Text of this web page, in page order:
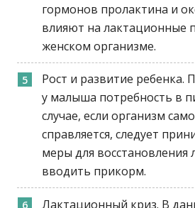
гормонов пролактина и
влияют на лактационные
женском организме.
Рост и развитие ребенка.
у малыша потребность в
случае, если организм
справляется, следует
меры для восстановления
вводить прикорм.
Лактационный криз. В